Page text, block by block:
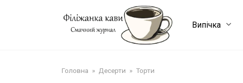
Випічка
Головна » Десерти » Торти